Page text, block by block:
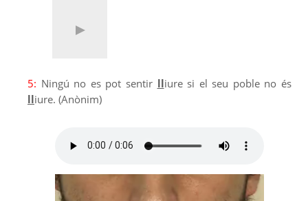
5: Ningú no es pot sentir lliure si el seu poble no és
lliure. (Anònim)